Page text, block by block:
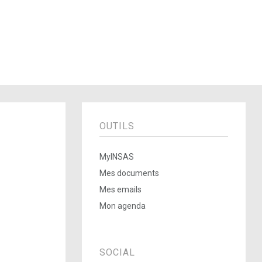
OUTILS
MyINSAS
Mes documents
Mes emails
Mon agenda
SOCIAL